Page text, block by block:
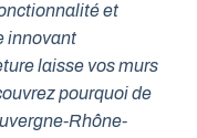
et
innovant
laisse vos murs
pourquoi de
Rhône-